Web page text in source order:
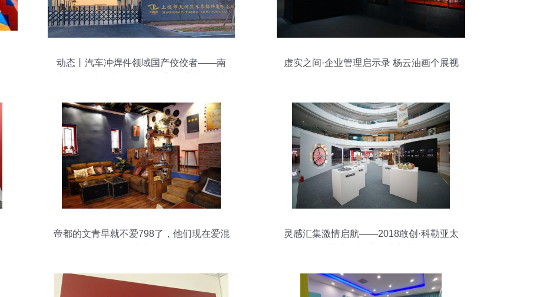
动态丨汽车冲焊件领域国产佼佼者——南
虚实之间·企业管理启示录 杨云油画个展视
帝都的文青早就不爱798了，他们现在爱混
灵感汇集激情启航——2018敢创·科勒亚太